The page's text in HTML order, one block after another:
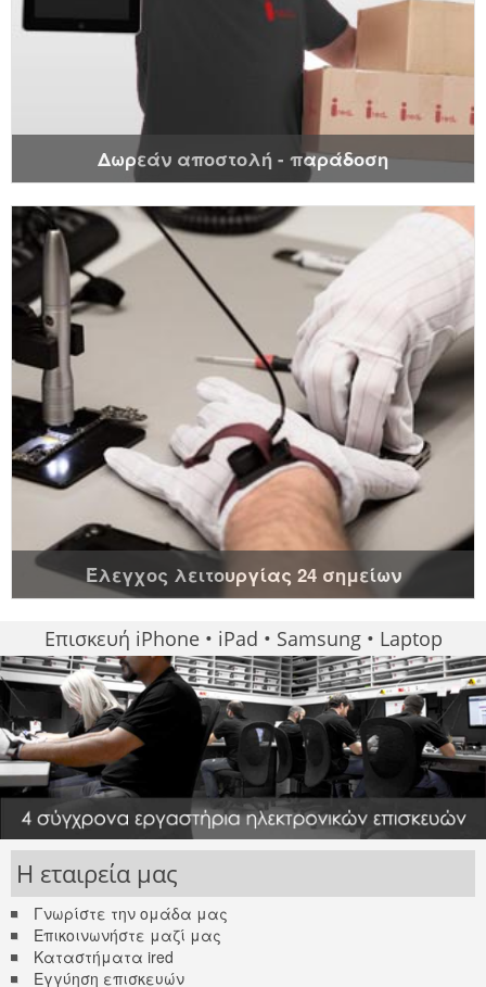
Δωρεάν αποστολή - παράδοση
Έλεγχος λειτουργίας 24 σημείων
Επισκευή iPhone • iPad • Samsung • Laptop
Η εταιρεία μας
Γνωρίστε την ομάδα μας
Επικοινωνήστε μαζί μας
Καταστήματα ired
Εγγύηση επισκευών